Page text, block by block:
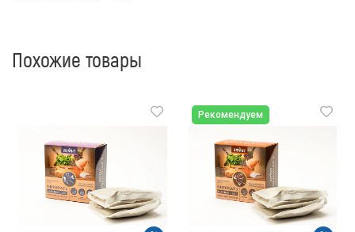
Похожие товары
Рекомендуем